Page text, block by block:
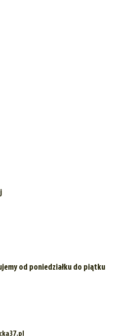
od poniedziałku do piątku